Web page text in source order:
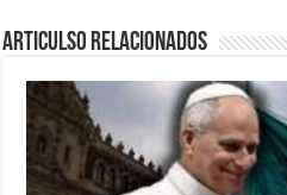
Articulso Relacionados